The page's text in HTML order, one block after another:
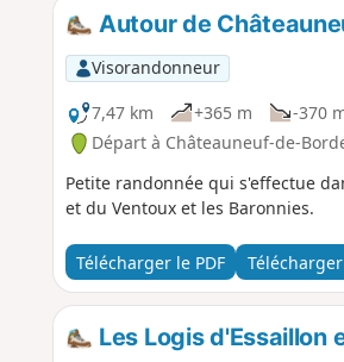
Autour de
Visorandonneur
7,47 km
+365 m -370
Départ à Châteauneuf-de-
Petite randonnée qui s'effectue
et du Ventoux et les Baronnies.
Télécharger le PDF Télécharger
Les Logis d'Essaillon